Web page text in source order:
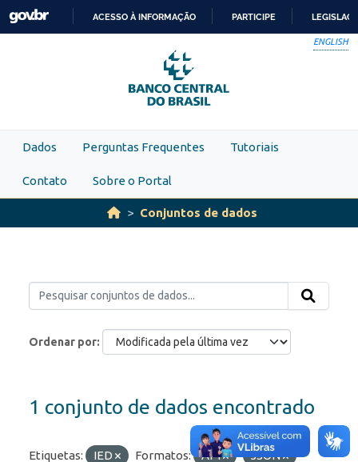
Skip to main content
PARA
O
CONTEÚDO
ACESSO À INFORMAÇÃO PARTICIPE
ENGLISH
Dados Perguntas Frequentes Tutoriais
Contato Sobre o Portal
Conjuntos de dados
Ordenar por
1 conjunto de dados encontrado
Etiquetas: IED Formatos: API JSON